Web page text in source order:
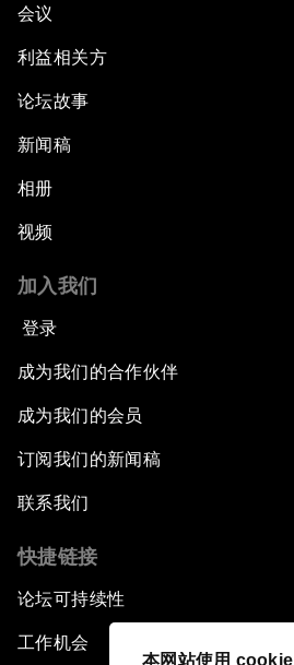
本网站使用 cookie
会议
利益相关方
论坛故事
新闻稿
相册
视频
加入我们
登录
成为我们的合作伙伴
成为我们的会员
订阅我们的新闻稿
联系我们
快捷链接
论坛可持续性
工作机会